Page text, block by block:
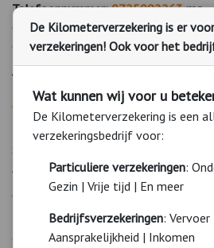
Telefoonnummer:0725092263 ma.
09:00 - 15:00.
Ook op zaterdag bereikbaar!
Verschillende dekkingsvormen
WA scooterverzekering
In Nederland is het wettelijk verplicht
scooterverzekering af te sluiten. WA
Aansprakelijkheid.
WA + Diefstal scooterverzekering
Een WA + Diefstal
dekking dan de WA-verzekering. Naast
De Kilometerverzekering is er
verzekeringen! Ook voor het
Wat kunnen wij voor u
De Kilometerverzekering is een
verzekeringsbedrijf voor:
Particuliere verzekeringen:
Gezin | Vrije tijd | En meer
Bedrijfsverzekeringen:
Aansprakelijkheid | Inkomen